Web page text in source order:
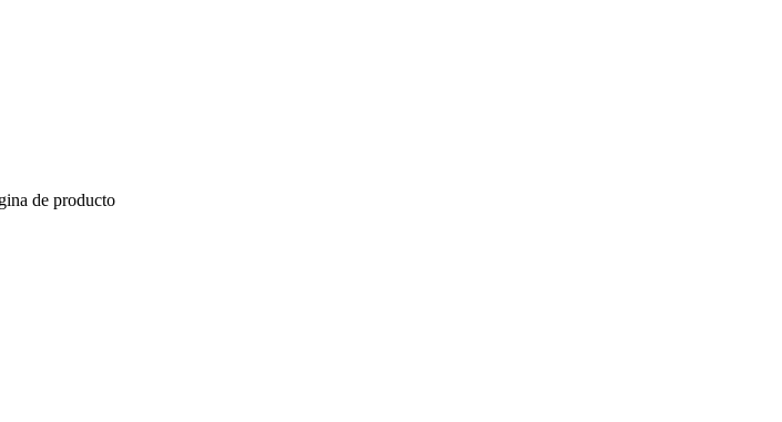
de producto